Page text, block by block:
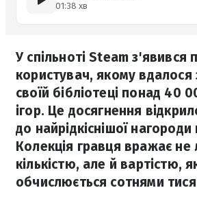
01:38 хв
У спільноті Steam з'явився
користувач, якому вдалося
своїй бібліотеці понад 40
ігор. Це досягнення
до найрідкіснішої
Колекція гравця вражає не
кількістю, але й вартістю,
обчислюється сотнями